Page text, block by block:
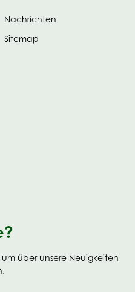
Nachrichten
Sitemap
um über unsere Neuigkeiten